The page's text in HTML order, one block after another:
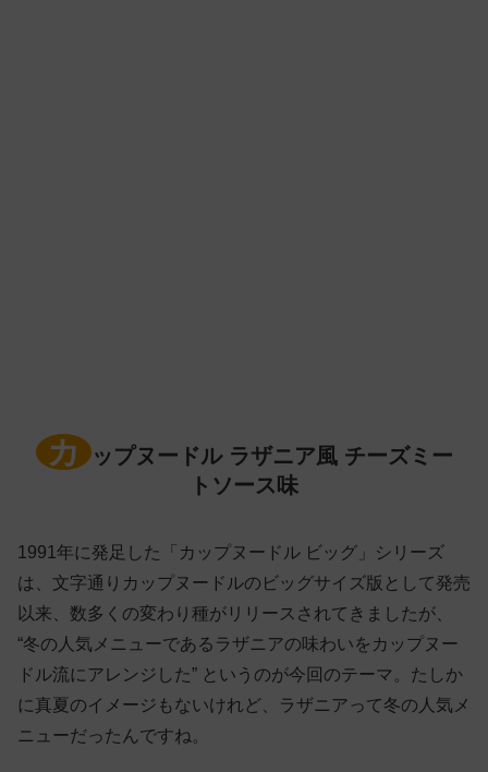
カ
ップヌードル ラザニア風 チーズミー
トソース味
1991年に発足した「カップヌードル ビッグ」シリーズ
は、文字通りカップヌードルのビッグサイズ版として発売
以来、数多くの変わり種がリリースされてきましたが、
“冬の人気メニューであるラザニアの味わいをカップヌー
ドル流にアレンジした” というのが今回のテーマ。たしか
に真夏のイメージもないけれど、ラザニアって冬の人気メ
ニューだったんですね。